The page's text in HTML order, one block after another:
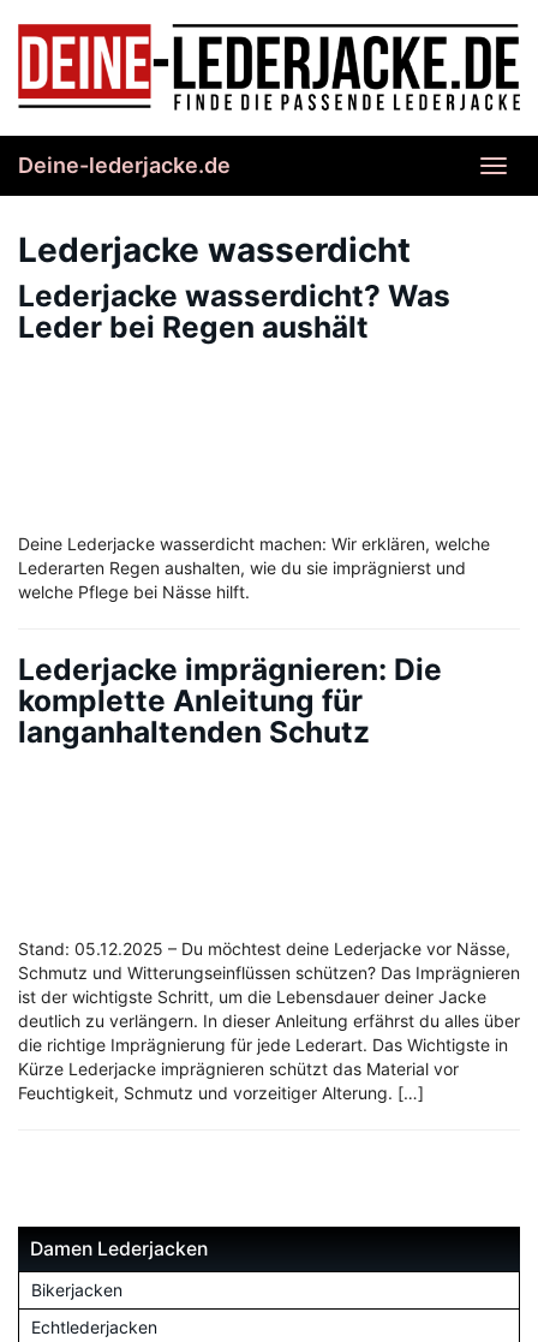
content
Deine-lederjacke.de
Lederjacke wasserdicht
Lederjacke wasserdicht? Was
Leder bei Regen aushält
Deine Lederjacke wasserdicht machen: Wir erklären, welche
Lederarten Regen aushalten, wie du sie imprägnierst und
welche Pflege bei Nässe hilft.
Lederjacke imprägnieren: Die
komplette Anleitung für
langanhaltenden Schutz
Stand: 05.12.2025 – Du möchtest deine Lederjacke vor Nässe,
Schmutz und Witterungseinflüssen schützen? Das Imprägnieren
ist der wichtigste Schritt, um die Lebensdauer deiner Jacke
deutlich zu verlängern. In dieser Anleitung erfährst du alles über
die richtige Imprägnierung für jede Lederart. Das Wichtigste in
Kürze Lederjacke imprägnieren schützt das Material vor
Feuchtigkeit, Schmutz und vorzeitiger Alterung. […]
Damen Lederjacken
Bikerjacken
Echtlederjacken